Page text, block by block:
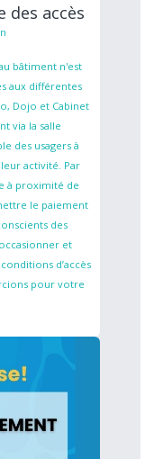
accès
bâtiment n'est
aux différentes
Dojo et Cabinet
via la salle
des usagers à
activité. Par
à proximité de
le paiement
des
et
d’accès
pour votre